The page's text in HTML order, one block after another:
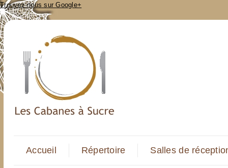
Trouvez-nous sur Google+
Accueil Répertoire Salles de